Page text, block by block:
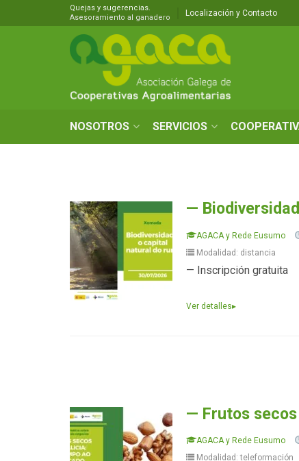
Quejas y sugerencias.
Asesoramiento al ganadero
Localización y Contacto
NOSOTROS SERVICIOS
—
AGACA y Rede Eusumo
Modalidad: distancia
— Inscripción gratuita
Ver detalles▸
— Frutos
AGACA y Rede Eusumo
Modalidad: teleformación